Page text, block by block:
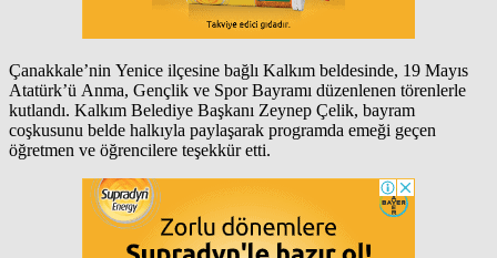
Çanakkale’nin Yenice ilçesine bağlı Kalkım beldesinde, 19 Mayıs
Atatürk’ü Anma, Gençlik ve Spor Bayramı düzenlenen törenlerle
kutlandı. Kalkım Belediye Başkanı Zeynep Çelik, bayram
coşkusunu belde halkıyla paylaşarak programda emeği geçen
öğretmen ve öğrencilere teşekkür etti.